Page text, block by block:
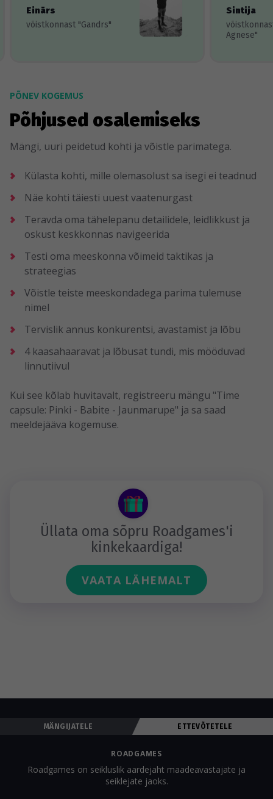
Einārs
võistkonnast "Gandrs"
Sintija
Agnese"
PÕNEV KOGEMUS
Põhjused osalemiseks
Mängi, uuri peidetud kohti ja võistle parimatega.
Külasta kohti, mille olemasolust sa isegi ei teadnud
Näe kohti täiesti uuest vaatenurgast
Teravda oma tähelepanu detailidele, leidlikkust ja
oskust keskkonnas navigeerida
Testi oma meeskonna võimeid taktikas ja
strateegias
Võistle teiste meeskondadega parima tulemuse
nimel
Tervislik annus konkurentsi, avastamist ja lõbu
4 kaasahaaravat ja lõbusat tundi, mis mööduvad
linnutiivul
Kui see kõlab huvitavalt, registreeru mängu "Time
capsule: Pinki - Babite - Jaunmarupe" ja sa saad
meeldejääva kogemuse.
Üllata oma sõpru Roadgames'i
kinkekaardiga!
VAATA LÄHEMALT
MÄNGIJATELE ETTEVÕTETELE
ROADGAMES
Roadgames on seikluslik aardejaht maadeavastajate ja
seiklejate jaoks.